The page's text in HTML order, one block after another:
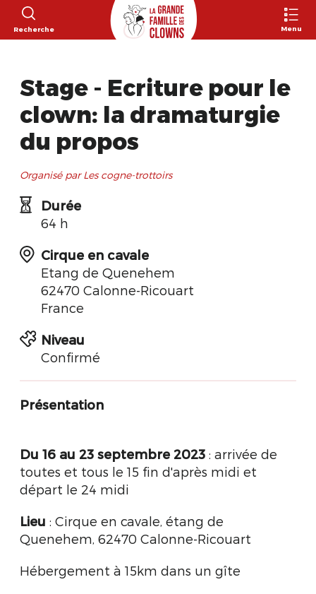
Recherche Menu
Stage - Ecriture pour le
clown: la dramaturgie
du propos
Organisé par Les cogne-trottoirs
Durée
64 h
Cirque en cavale
Etang de Quenehem
62470 Calonne-Ricouart
France
Niveau
Confirmé
Présentation
Du 16 au 23 septembre 2023 : arrivée de
toutes et tous le 15 fin d'après midi et
départ le 24 midi
Lieu : Cirque en cavale, étang de
Quenehem, 62470 Calonne-Ricouart
Hébergement à 15km dans un gîte